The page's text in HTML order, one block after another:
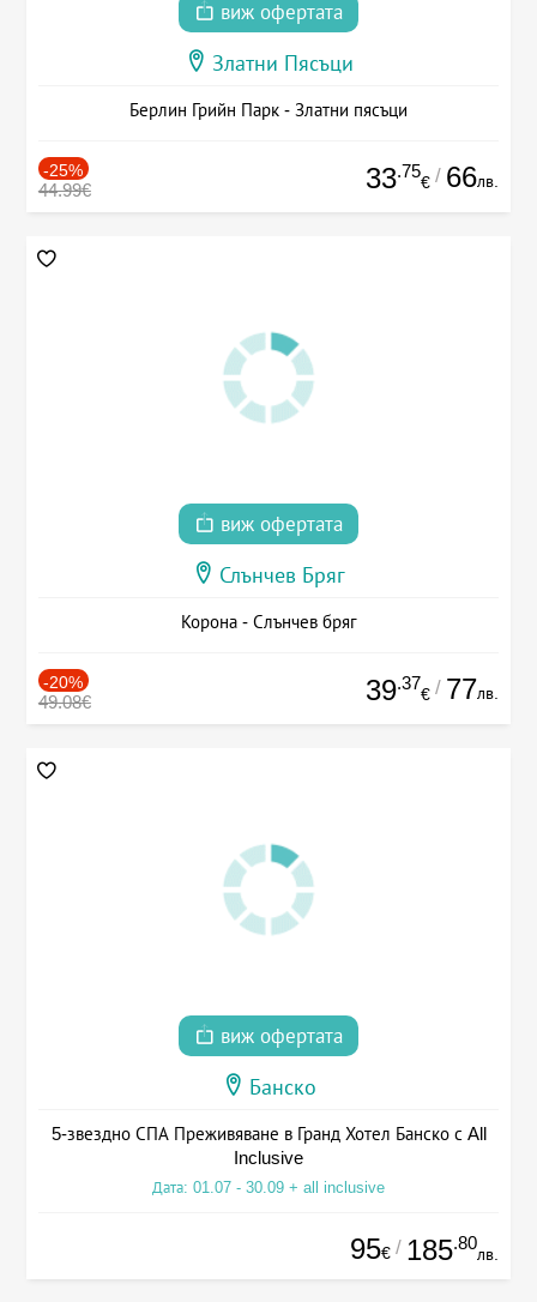
виж офертата
Златни Пясъци
Берлин Грийн Парк - Златни пясъци
-25%
44.99€ 33.75
€ / 66лв.
виж офертата
Слънчев Бряг
Корона - Слънчев бряг
-20%
49.08€ 39.37
€ / 77лв.
виж офертата
Банско
5-звездно СПА Преживяване в Гранд Хотел Банско с All
Inclusive
Дата: 01.07 - 30.09 + all inclusive
95€ / 185.80
лв.